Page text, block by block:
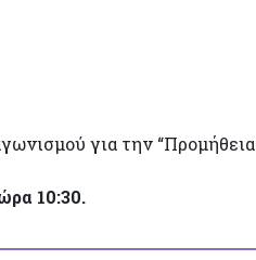
για την “Προμήθεια
10:30.